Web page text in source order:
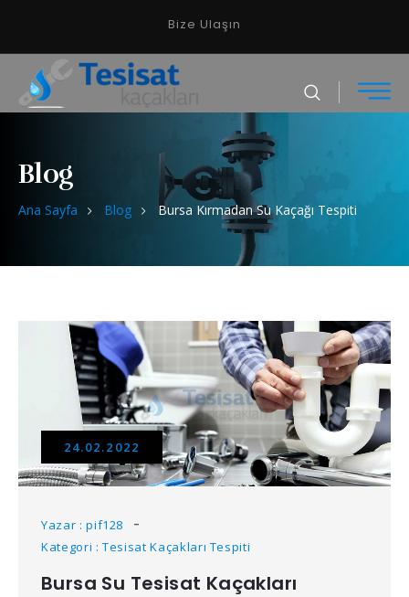
Bize Ulaşın
Blog
Ana Sayfa Blog Bursa Kırmadan Su Kaçağı Tespiti
24.02.2022
Yazar : pif128
Kategori : Tesisat Kaçakları Tespiti
Bursa Su Tesisat Kaçakları